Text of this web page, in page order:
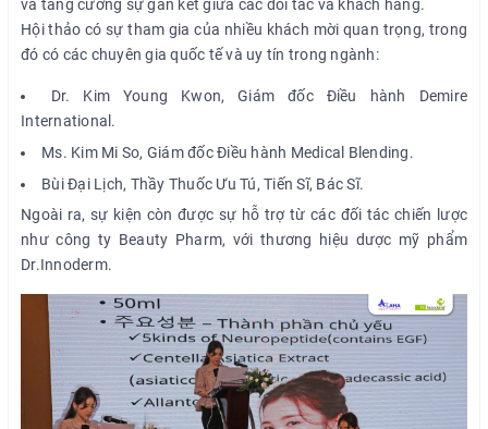
và tăng cường sự gắn kết giữa các đối tác và khách hàng.
Hội thảo có sự tham gia của nhiều khách mời quan trọng, trong
đó có các chuyên gia quốc tế và uy tín trong ngành:
Dr. Kim Young Kwon, Giám đốc Điều hành Demire
International.
Ms. Kim Mi So, Giám đốc Điều hành Medical Blending.
Bùi Đại Lịch, Thầy Thuốc Ưu Tú, Tiến Sĩ, Bác Sĩ.
Ngoài ra, sự kiện còn được sự hỗ trợ từ các đối tác chiến lược
như công ty Beauty Pharm, với thương hiệu dược mỹ phẩm
Dr.Innoderm.